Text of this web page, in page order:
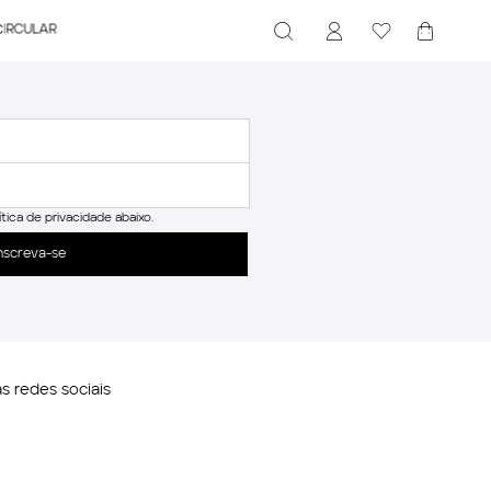
de privacidade abaixo.
se
redes sociais